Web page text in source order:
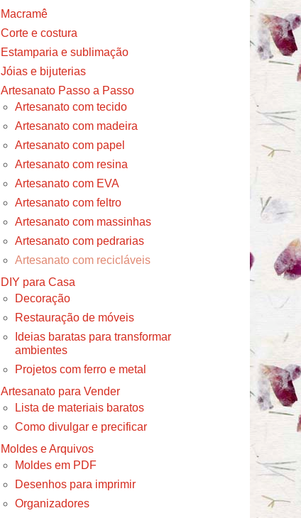
Macramê
Corte e costura
Estamparia e sublimação
Jóias e bijuterias
Artesanato Passo a Passo
Artesanato com tecido
Artesanato com madeira
Artesanato com papel
Artesanato com resina
Artesanato com EVA
Artesanato com feltro
Artesanato com massinhas
Artesanato com pedrarias
Artesanato com recicláveis
DIY para Casa
Decoração
Restauração de móveis
Ideias baratas para transformar
ambientes
Projetos com ferro e metal
Artesanato para Vender
Lista de materiais baratos
Como divulgar e precificar
Moldes e Arquivos
Moldes em PDF
Desenhos para imprimir
Organizadores